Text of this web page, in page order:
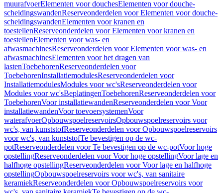
muurafvoerElementen voor douchesElementen voor douche-
scheidingswandenReserveonderdelen voor Elementen voor douche-
scheidingswandenElementen voor kranen en
toestellenReserveonderdelen voor Elementen voor kranen en
toestellenElementen voor was- en
afwasmachinesReserveonderdelen voor Elementen voor was- en
afwasmachinesElementen voor het dragen van
lastenToebehorenReserveonderdelen voor
ToebehorenInstallatiemodulesReserveonderdelen voor
InstallatiemodulesModules voor wc'sReserveonderdelen voor
Modules voor wc'sBeplatingenToebehorenReserveonderdelen voor
ToebehorenVoor installatiewandenReserveonderdelen voor Voor
installatiewandenVoor toevoersystemenVoor
waterafvoerOpbouwspoelreservoirsOpbouwspoelreservoirs voor
wc's, van kunststofReserveonderdelen voor Opbouwspoelreservoirs
voor wc's, van kunststofTe bevestigen op de wc-
potReserveonderdelen voor Te bevestigen op de wc-potVoor hoge
opstellingReserveonderdelen voor Voor hoge opstellingVoor lage en
halfhoge opstellingReserveonderdelen voor Voor lage en halfhoge
opstellingOpbouwspoelreservoirs voor wc's, van sanitaire
keramiekReserveonderdelen voor Opbouwspoelreservoirs voor